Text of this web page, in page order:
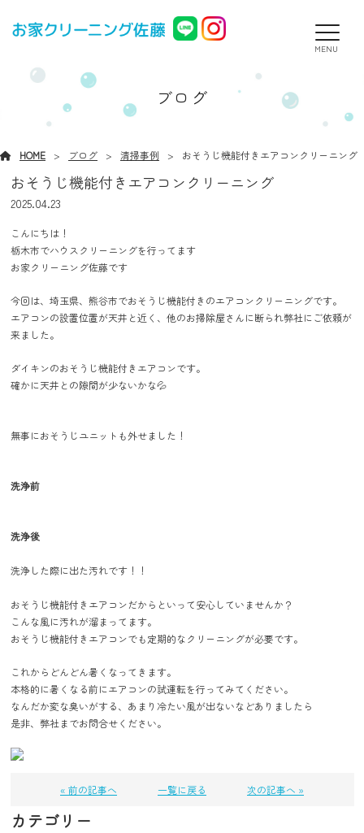
MENU
ブログ
HOME ブログ 清掃事例 おそうじ機能付きエアコンクリーニング
おそうじ機能付きエアコンクリーニング
2025.04.23
こんにちは！
栃木市でハウスクリーニングを行ってます
お家クリーニング佐藤です
今回は、埼玉県、熊谷市でおそうじ機能付きのエアコンクリーニングです。
エアコンの設置位置が天井と近く、他のお掃除屋さんに断られ弊社にご依頼が
来ました。
ダイキンのおそうじ機能付きエアコンです。
確かに天井との隙間が少ないかな💦
無事におそうじユニットも外せました！
洗浄前
洗浄後
洗浄した際に出た汚れです！！
おそうじ機能付きエアコンだからといって安心していませんか？
こんな風に汚れが溜まってます。
おそうじ機能付きエアコンでも定期的なクリーニングが必要です。
これからどんどん暑くなってきます。
本格的に暑くなる前にエアコンの試運転を行ってみてください。
なんだか変な臭いがする、あまり冷たい風が出ないなどありましたら
是非、弊社までお問合せください。
« 前の記事へ 一覧に戻る 次の記事へ »
カテゴリー